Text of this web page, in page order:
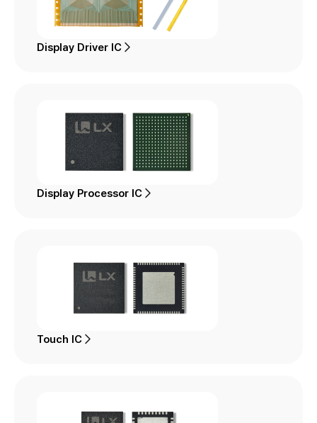
Display Driver IC
Display Processor IC
Touch IC